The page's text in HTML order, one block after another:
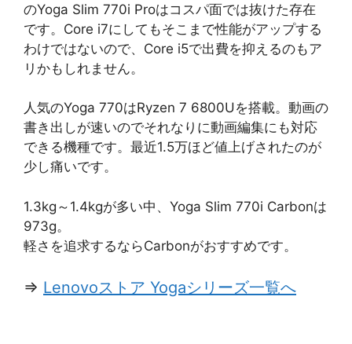
のYoga Slim 770i Proはコスパ面では抜けた存在
です。Core i7にしてもそこまで性能がアップする
わけではないので、Core i5で出費を抑えるのもア
リかもしれません。
人気のYoga 770はRyzen 7 6800Uを搭載。動画の
書き出しが速いのでそれなりに動画編集にも対応
できる機種です。最近1.5万ほど値上げされたのが
少し痛いです。
1.3kg～1.4kgが多い中、Yoga Slim 770i Carbonは
973g。
軽さを追求するならCarbonがおすすめです。
⇒ Lenovoストア Yogaシリーズ一覧へ